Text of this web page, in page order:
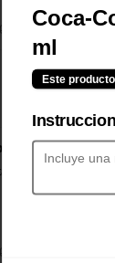
250 ml.
apanadas, 2
de la casa,
Coca-
ml
Este